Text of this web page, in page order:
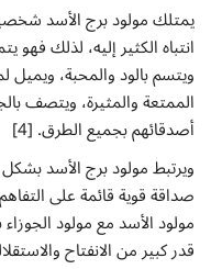
يمتلك مولود برج الأسد
انتباه الكثير إليه، لذلك
ويتسم بالود والمحبة،
الممتعة والمثيرة، ويتصف
أصدقائهم بجميع الطرق. [4]
ويرتبط مولود برج الأسد
صداقة قوية قائمة على
مولود الأسد مع مولود
قدر كبير من الانفتاح